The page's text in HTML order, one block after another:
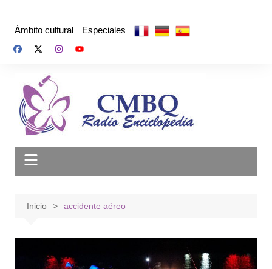
Ámbito cultural Especiales
Inicio accidente aéreo